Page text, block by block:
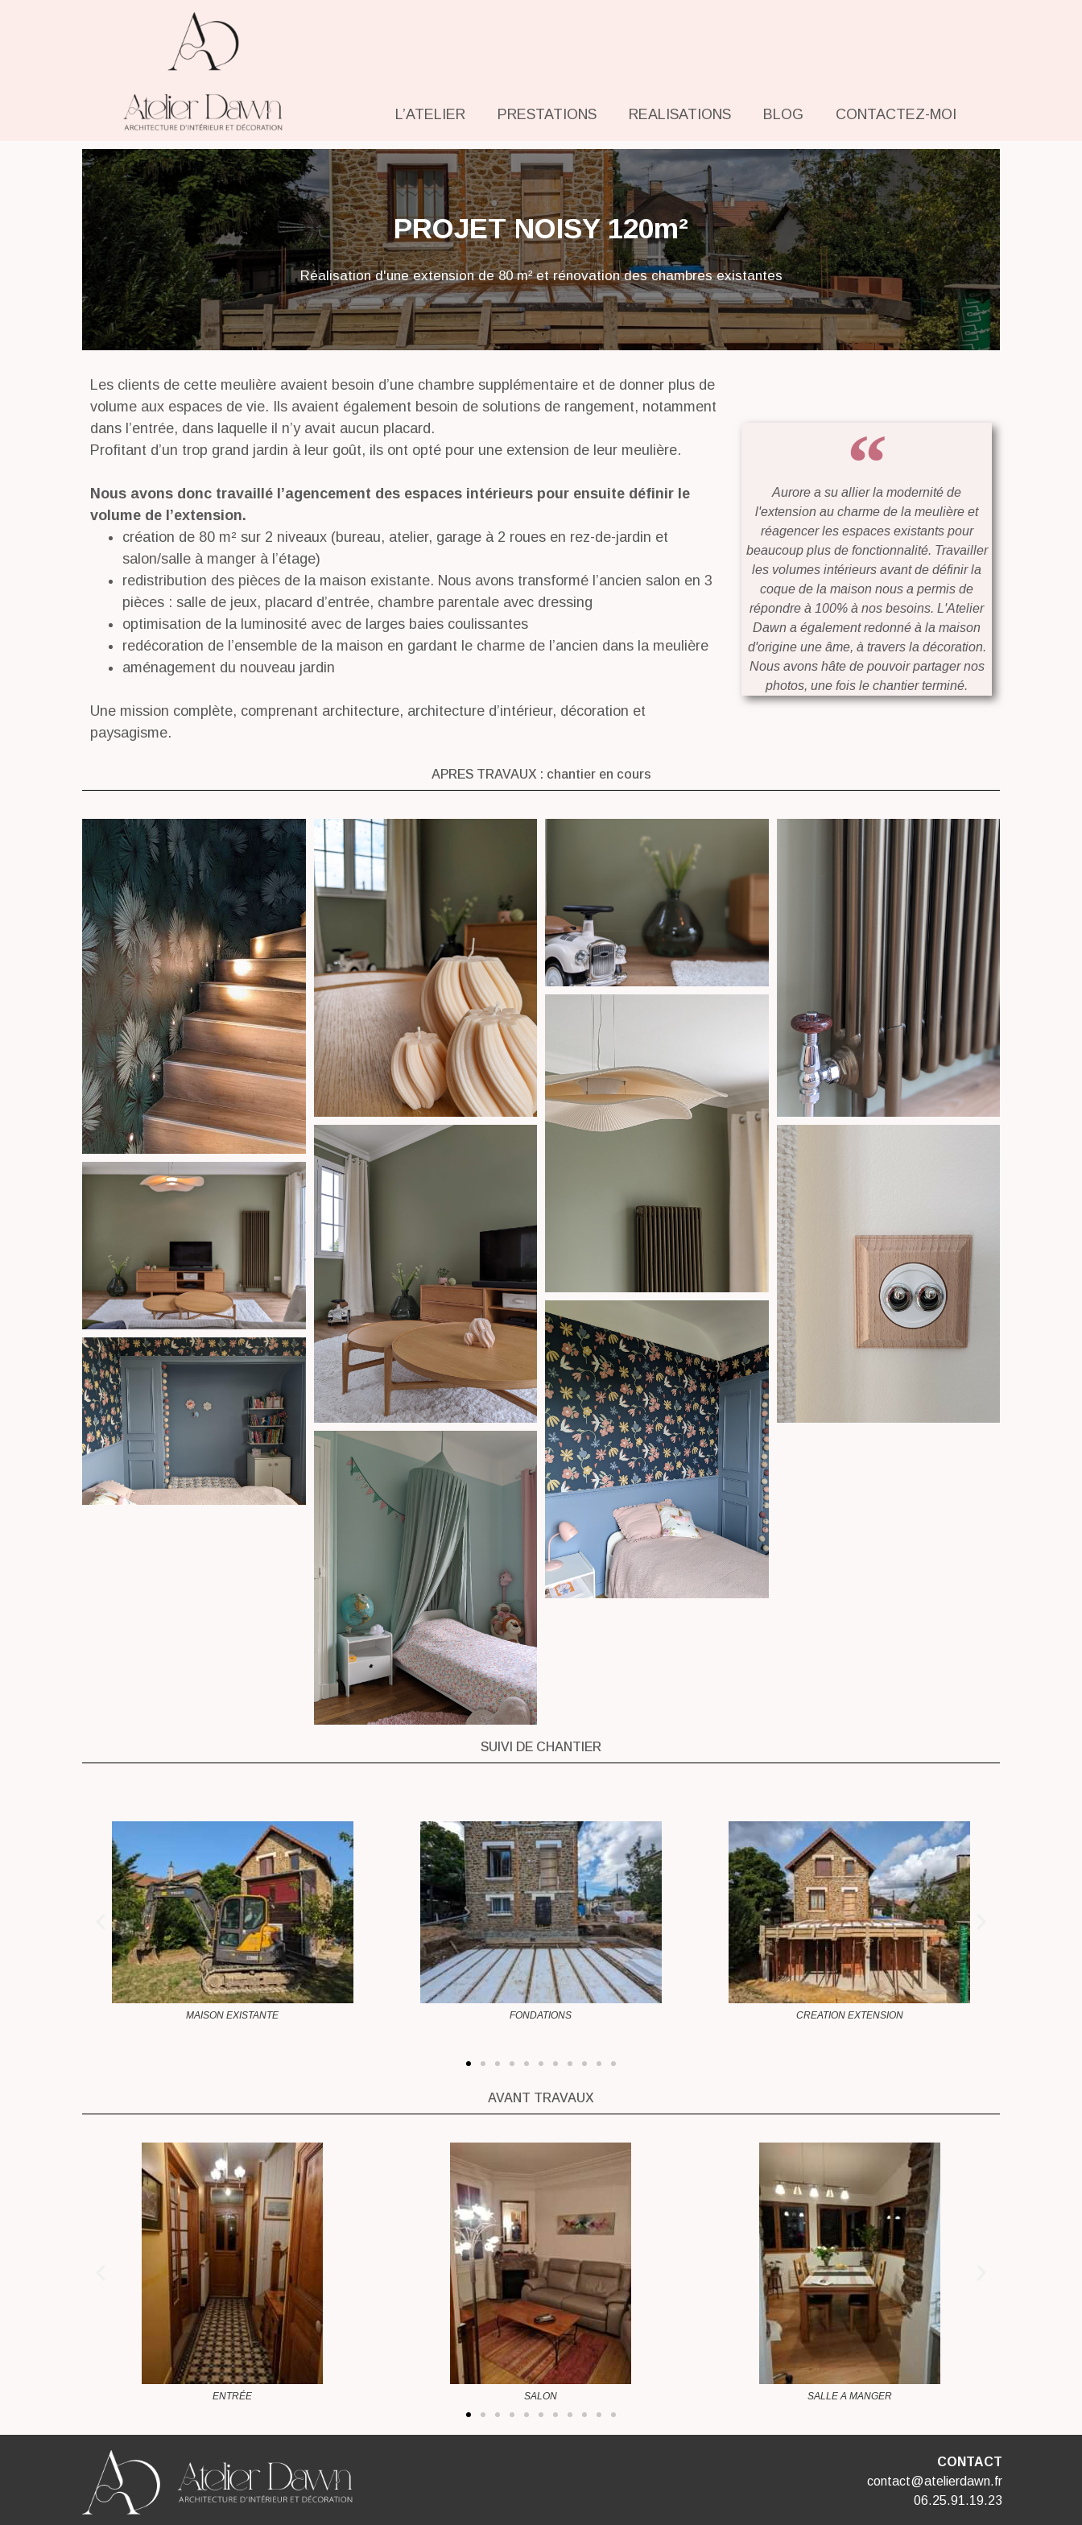
L’ATELIER PRESTATIONS REALISATIONS BLOG CONTACTEZ-MOI
PROJET NOISY 120m²
Réalisation d'une extension de 80 m² et rénovation des chambres existantes
Les clients de cette meulière avaient besoin d’une chambre supplémentaire et de donner plus de
volume aux espaces de vie. Ils avaient également besoin de solutions de rangement, notamment
dans l’entrée, dans laquelle il n’y avait aucun placard.
Profitant d’un trop grand jardin à leur goût, ils ont opté pour une extension de leur meulière.
Nous avons donc travaillé l’agencement des espaces intérieurs pour ensuite définir le
volume de l’extension.
création de 80 m² sur 2 niveaux (bureau, atelier, garage à 2 roues en rez-de-jardin et
salon/salle à manger à l’étage)
redistribution des pièces de la maison existante. Nous avons transformé l’ancien salon en 3
pièces : salle de jeux, placard d’entrée, chambre parentale avec dressing
optimisation de la luminosité avec de larges baies coulissantes
redécoration de l’ensemble de la maison en gardant le charme de l’ancien dans la meulière
aménagement du nouveau jardin
Une mission complète, comprenant architecture, architecture d’intérieur, décoration et
paysagisme.
Aurore a su allier la modernité de
l'extension au charme de la meulière et
réagencer les espaces existants pour
beaucoup plus de fonctionnalité. Travailler
les volumes intérieurs avant de définir la
coque de la maison nous a permis de
répondre à 100% à nos besoins. L'Atelier
Dawn a également redonné à la maison
d'origine une âme, à travers la décoration.
Nous avons hâte de pouvoir partager nos
photos, une fois le chantier terminé.
APRES TRAVAUX : chantier en cours
SUIVI DE CHANTIER
FONDATIONS CREATION EXTENSION CREATION ESCALIER
AVANT TRAVAUX
SALON SALLE A MANGER
CUISINE
CONTACT
contact@atelierdawn.fr
06.25.91.19.23